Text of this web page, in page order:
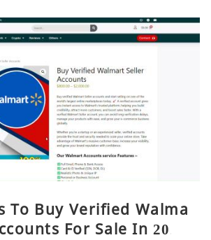
To Buy Verified Walma
For Sale In 2026